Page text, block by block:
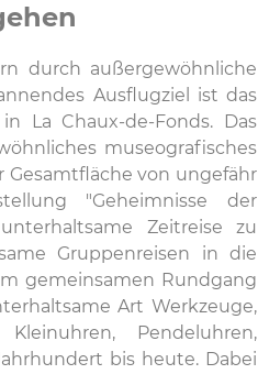
durch außergewöhnliche
Ausflugziel ist das
La Chaux-de-Fonds. Das
museografisches
Gesamtfläche von ungefähr
"Geheimnisse der
Zeitreise zu
Gruppenreisen in die
gemeinsamen Rundgang
Art Werkzeuge,
Pendeluhren,
bis heute. Dabei